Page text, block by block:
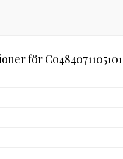
för C0484071105101